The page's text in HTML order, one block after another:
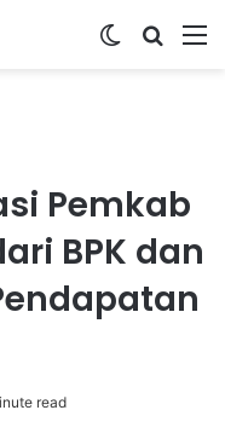
Switch skin
Pemkab
BPK dan
read